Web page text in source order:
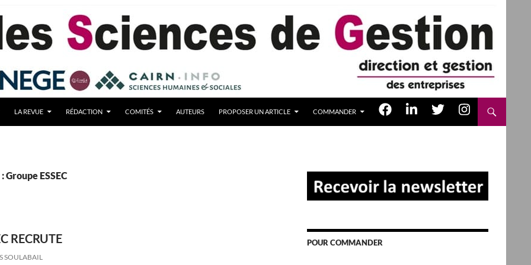
LA REVUE RÉDACTION COMITÉS AUTEURS PROPOSER UN ARTICLE COMMANDER
ESSEC
RECRUTE
SOULABAIL
POUR COMMANDER